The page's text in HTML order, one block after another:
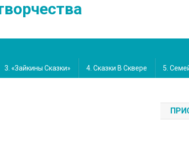
3. «Зайкины Сказки» 4. Сказки В Сквере 5.